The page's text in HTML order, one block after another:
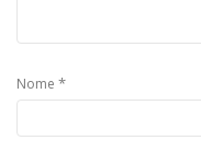
Nome *